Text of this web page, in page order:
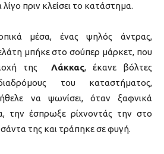
πριν κλείσει το κατάστημα.
μέσα, ένας ψηλός άντρας,
μπήκε στο σούπερ μάρκετ, που
της Λάκκας, έκανε βόλτες
του καταστήματος,
να ψωνίσει, όταν ξαφνικά
την έσπρωξε ρίχνοντάς την στο
της και τράπηκε σε φυγή.